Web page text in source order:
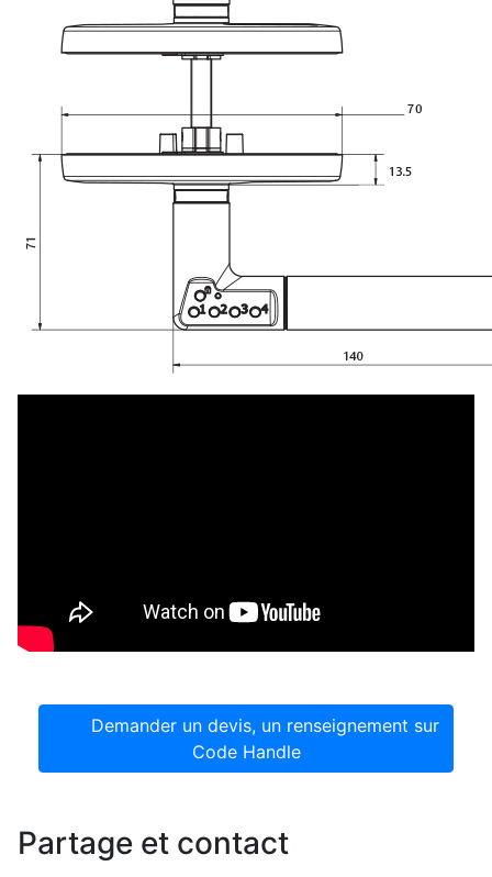
Demander un devis, un renseignement sur
Code Handle
Partage et contact